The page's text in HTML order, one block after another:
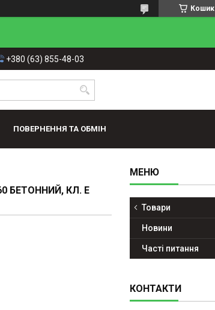
Кошик
+380 (63) 855-48-03
ПОВЕРНЕННЯ ТА ОБМІН
БЕТОННИЙ, КЛ. Е
Товари
Новини
Часті питання
КОНТАКТИ